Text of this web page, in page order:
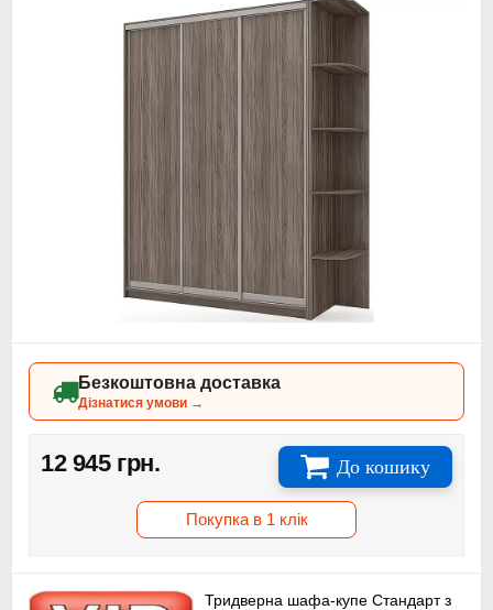
Безкоштовна доставка
Дізнатися умови →
12 945 грн. До кошику
Покупка в 1 клік
Тридверна шафа-купе Стандарт з